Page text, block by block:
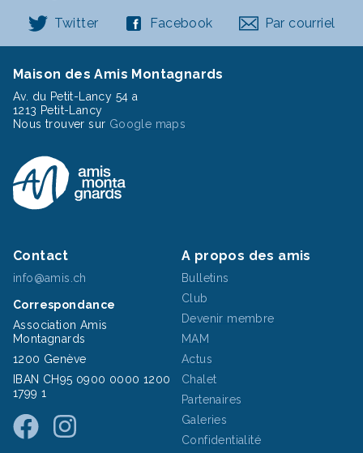
Twitter Facebook Par courriel
Maison des Amis Montagnards
Av. du Petit-Lancy 54 a
1213 Petit-Lancy
Nous trouver sur Google maps
Contact
info@amis.ch
Correspondance
Association Amis
Montagnards
1200 Genève
IBAN CH95 0900 0000 1200
1799 1
A propos des amis
Bulletins
Club
Devenir membre
MAM
Actus
Chalet
Partenaires
Galeries
Confidentialité